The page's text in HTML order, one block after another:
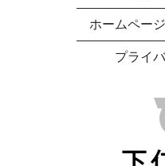
ホームペー
プライ